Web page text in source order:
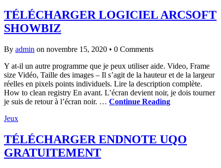
TÉLÉCHARGER LOGICIEL ARCSOFT
SHOWBIZ
By admin on novembre 15, 2020 • 0 Comments
Y at-il un autre programme que je peux utiliser aide. Video, Frame
size Vidéo, Taille des images – Il s’agit de la hauteur et de la largeur
réelles en pixels points individuels. Lire la description complète.
How to clean registry En avant. L’écran devient noir, je dois tourner
je suis de retour à l’écran noir. … Continue Reading
Jeux
TÉLÉCHARGER ENDNOTE UQO
GRATUITEMENT